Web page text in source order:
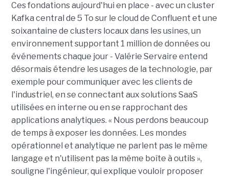
Ces fondations aujourd'hui en place - avec un cluster
Kafka central de 5 To sur le cloud de Confluent et une
soixantaine de clusters locaux dans les usines, un
environnement supportant 1 million de données ou
événements chaque jour - Valérie Servaire entend
désormais étendre les usages de la technologie, par
exemple pour communiquer avec les clients de
l'industriel, en se connectant aux solutions SaaS
utilisées en interne ou en se rapprochant des
applications analytiques. « Nous perdons beaucoup
de temps à exposer les données. Les mondes
opérationnel et analytique ne parlent pas le même
langage et n'utilisent pas la même boîte à outils »,
souligne l'ingénieur, qui explique vouloir proposer